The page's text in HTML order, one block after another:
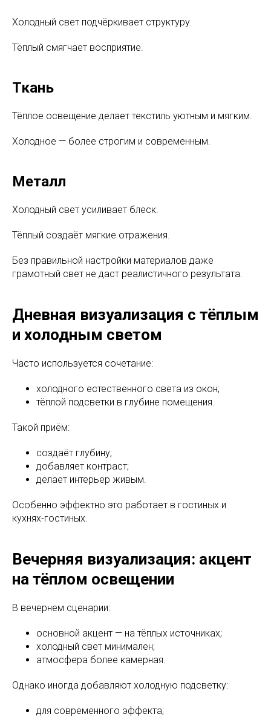
Холодный свет подчёркивает структуру.
Тёплый смягчает восприятие.
Ткань
Тёплое освещение делает текстиль уютным и мягким.
Холодное — более строгим и современным.
Металл
Холодный свет усиливает блеск.
Тёплый создаёт мягкие отражения.
Без правильной настройки материалов даже
грамотный свет не даст реалистичного результата.
Дневная визуализация с тёплым
и холодным светом
Часто используется сочетание:
холодного естественного света из окон;
тёплой подсветки в глубине помещения.
Такой приём:
создаёт глубину;
добавляет контраст;
делает интерьер живым.
Особенно эффектно это работает в гостиных и
кухнях-гостиных.
Вечерняя визуализация: акцент
на тёплом освещении
В вечернем сценарии:
основной акцент — на тёплых источниках;
холодный свет минимален;
атмосфера более камерная.
Однако иногда добавляют холодную подсветку:
для современного эффекта;